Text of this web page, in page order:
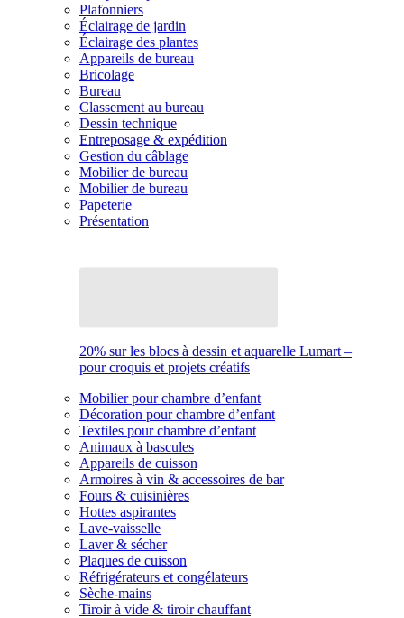
Plafonniers
Éclairage de jardin
Éclairage des plantes
Appareils de bureau
Bricolage
Bureau
Classement au bureau
Dessin technique
Entreposage & expédition
Gestion du câblage
Mobilier de bureau
Mobilier de bureau
Papeterie
Présentation
20% sur les blocs à dessin et aquarelle Lumart –
pour croquis et projets créatifs
Mobilier pour chambre d’enfant
Décoration pour chambre d’enfant
Textiles pour chambre d’enfant
Animaux à bascules
Appareils de cuisson
Armoires à vin & accessoires de bar
Fours & cuisinières
Hottes aspirantes
Lave-vaisselle
Laver & sécher
Plaques de cuisson
Réfrigérateurs et congélateurs
Sèche-mains
Tiroir à vide & tiroir chauffant